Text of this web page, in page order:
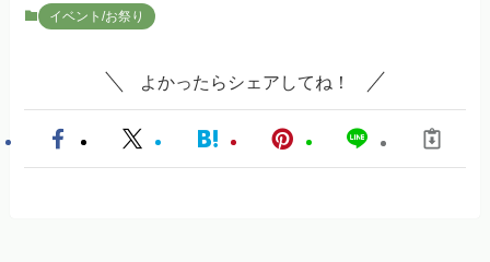
イベント/お祭り
よかったらシェアしてね！